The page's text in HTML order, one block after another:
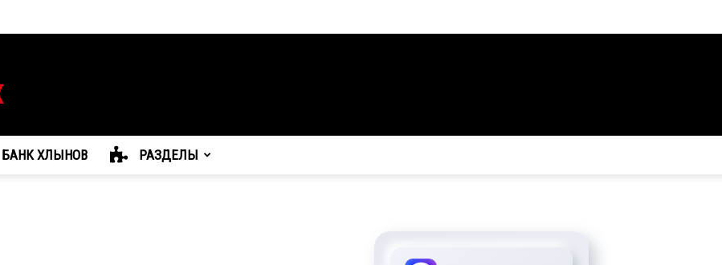
БАНК ХЛЫНОВ РАЗДЕЛЫ